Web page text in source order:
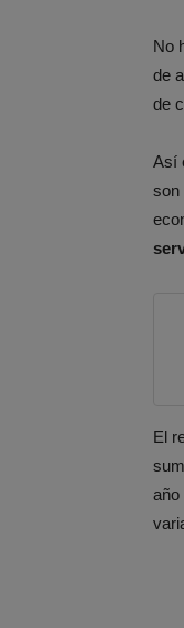
No
de
de
Así
son
El
año